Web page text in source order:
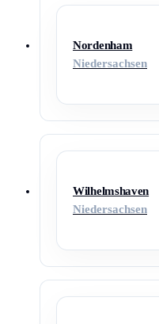
Nordenham
Niedersachsen
Wilhelmshaven
Niedersachsen